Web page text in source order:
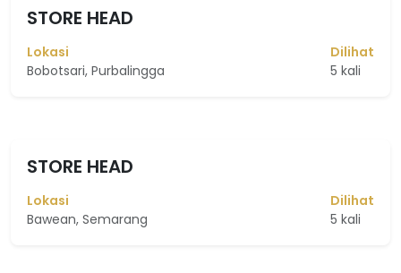
STORE HEAD
Lokasi
Bobotsari, Purbalingga
Dilihat
5 kali
STORE HEAD
Lokasi
Bawean, Semarang
Dilihat
5 kali